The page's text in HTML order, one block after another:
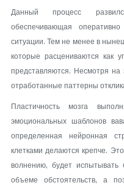
Данный процесс
обеспечивающая
ситуации. Тем не менее в
которые расцениваются как
представляются. Несмотря на
отработанные паттерны
Пластичность мозга
эмоциональных шаблонов
определенная нейронная
клетками делаются крепче.
волнению, будет испытывать
объеме обстоятельств, а